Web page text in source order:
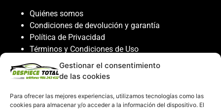
Gestionar el consentimiento
de las cookies
Para ofrecer las mejores experiencias, utilizamos tecnologías como las
cookies para almacenar y/o acceder a la información del dispositivo. El
Quiénes somos
Condiciones de devolución y garantía
Política de Privacidad
Términos y Condiciones de Uso
Política de Cookies
Servicio al cliente
Contacto